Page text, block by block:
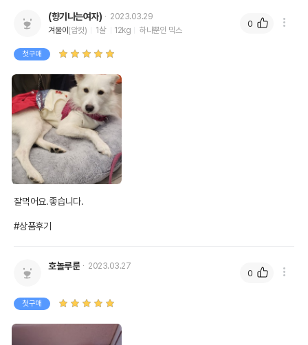
(향기나는여자)
2023.03.29
겨울이 (암컷) 1살 12kg 하나뿐인 믹스
첫구매
잘먹어요.좋습니다.
#상품후기
0
호놀루룬 2023.03.27
첫구매
0